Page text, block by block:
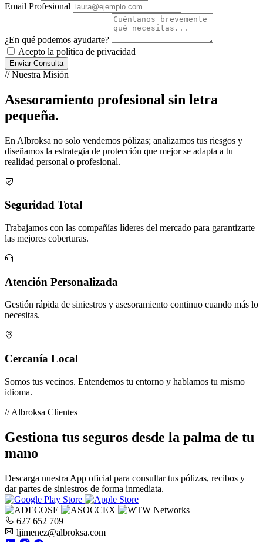
Email Profesional
¿En qué podemos ayudarte?
Acepto la política de privacidad
Enviar Consulta
// Nuestra Misión
Asesoramiento profesional sin letra
pequeña.
En Albroksa no solo vendemos pólizas; analizamos tus riesgos y
diseñamos la estrategia de protección que mejor se adapta a tu
realidad personal o profesional.
Seguridad Total
Trabajamos con las compañías líderes del mercado para garantizarte
las mejores coberturas.
Atención Personalizada
Gestión rápida de siniestros y asesoramiento continuo cuando más lo
necesitas.
Cercanía Local
Somos tus vecinos. Entendemos tu entorno y hablamos tu mismo
idioma.
// Albroksa Clientes
Gestiona tus seguros desde la palma de tu
mano
Descarga nuestra App oficial para consultar tus pólizas, recibos y
dar partes de siniestros de forma inmediata.
627 652 709
ljimenez@albroksa.com